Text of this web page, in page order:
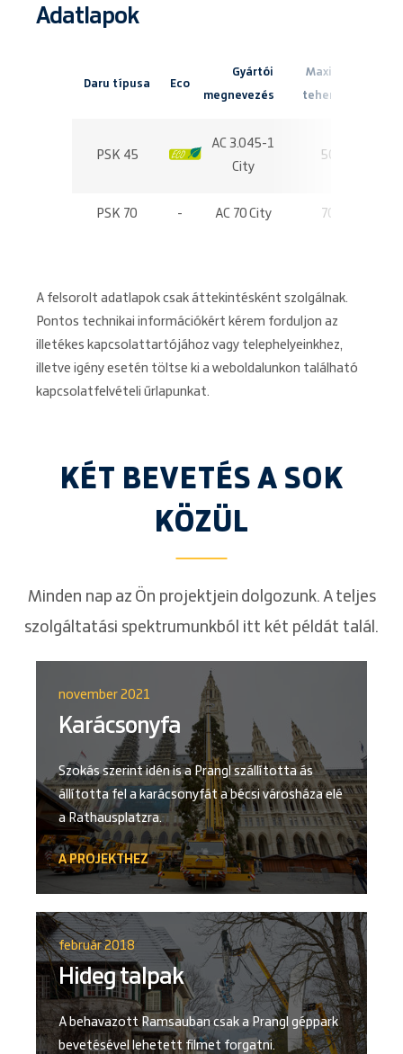
Adatlapok
Daru típusa Eco
Gyártói
megnevezés
Maximális
teherbírás
PSK 45 ECO
AC 3.045-1
City
50 t
PSK 70 - AC 70 City 70 t
A felsorolt adatlapok csak áttekintésként szolgálnak.
Pontos technikai információkért kérem forduljon az
illetékes kapcsolattartójához vagy telephelyeinkhez,
illetve igény esetén töltse ki a weboldalunkon található
kapcsolatfelvételi űrlapunkat.
KÉT BEVETÉS A SOK
KÖZÜL
Minden nap az Ön projektjein dolgozunk. A teljes
szolgáltatási spektrumunkból itt két példát talál.
november 2021
Karácsonyfa
Szokás szerint idén is a Prangl szállította ás
állította fel a karácsonyfát a bécsi városháza elé
a Rathausplatzra.
A PROJEKTHEZ
február 2018
Hideg talpak
A behavazott Ramsauban csak a Prangl géppark
bevetésével lehetett filmet forgatni.